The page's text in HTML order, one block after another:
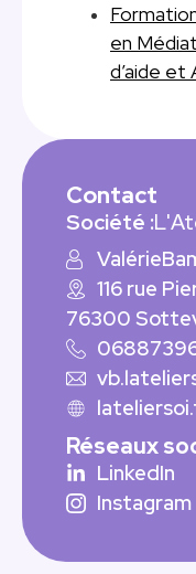
en
d’aide
Contact
Société :
Valérie
116 rue
76300
Réseaux
LinkedIn
Instagram